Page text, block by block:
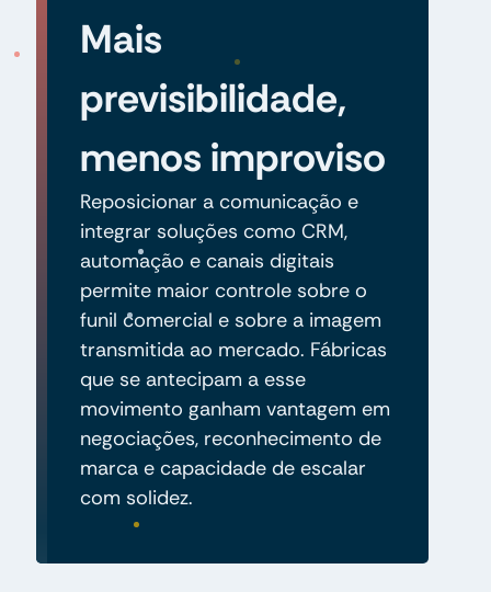
Mais
previsibilidade,
menos improviso
Reposicionar a comunicação e
integrar soluções como CRM,
automação e canais digitais
permite maior controle sobre o
funil comercial e sobre a imagem
transmitida ao mercado. Fábricas
que se antecipam a esse
movimento ganham vantagem em
negociações, reconhecimento de
marca e capacidade de escalar
com solidez.